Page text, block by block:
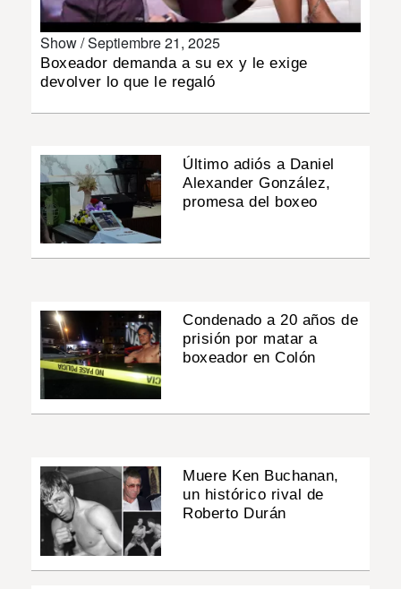
Show /Septiembre 21, 2025
Boxeador demanda a su ex y le exige
devolver lo que le regaló
Último adiós a Daniel
Alexander González,
promesa del boxeo
Condenado a 20 años de
prisión por matar a
boxeador en Colón
Muere Ken Buchanan,
un histórico rival de
Roberto Durán